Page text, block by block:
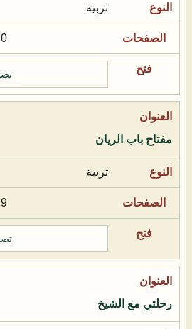
تربية
مفتاح باب الريان
تربية
رحلتي مع الشيخ